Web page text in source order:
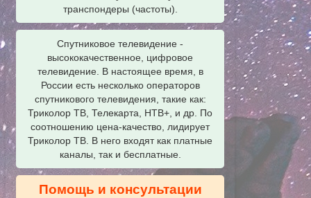
транспондеры (частоты).
Спутниковое телевидение -
высококачественное, цифровое
телевидение. В настоящее время, в
России есть несколько операторов
спутникового телевидения, такие как:
Триколор ТВ, Телекарта, НТВ+, и др. По
соотношению цена-качество, лидирует
Триколор ТВ. В него входят как платные
каналы, так и бесплатные.
Помощь и консультации